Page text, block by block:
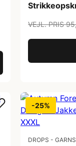
VEJL. PRIS
-25%
DROPS -